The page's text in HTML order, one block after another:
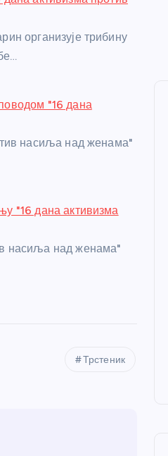
организује трибину
"16 дана
насиља над женама"
"16 дана активизма
насиља над женама"
Трстеник